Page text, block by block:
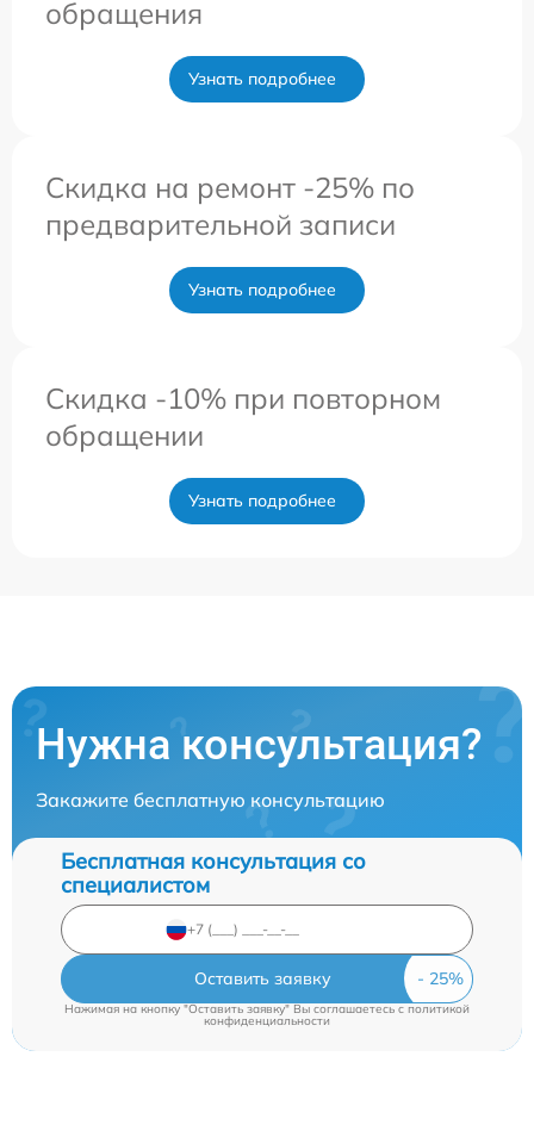
обращения
Узнать подробнее
Скидка на ремонт -25% по
предварительной записи
Узнать подробнее
Скидка -10% при повторном
обращении
Узнать подробнее
Нужна консультация?
Закажите бесплатную консультацию
Бесплатная консультация со
специалистом
Оставить заявку
Нажимая на кнопку "Оставить заявку" Вы соглашаетесь cполитикой
конфиденциальности